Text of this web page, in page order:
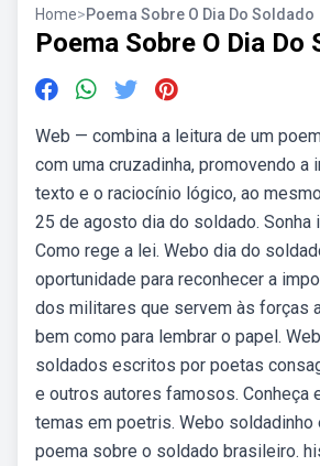
Home>Poema Sobre O Dia Do Soldado
Poema Sobre O Dia Do
Web — combina a leitura de um
com uma cruzadinha, promovendo a
texto e o raciocínio lógico, ao
25 de agosto dia do soldado. Sonha
Como rege a lei. Webo dia do
oportunidade para reconhecer a
dos militares que servem às forças
bem como para lembrar o papel.
soldados escritos por poetas
e outros autores famosos. Conheça
temas em poetris. Webo soldadinho
poema sobre o soldado brasileiro.